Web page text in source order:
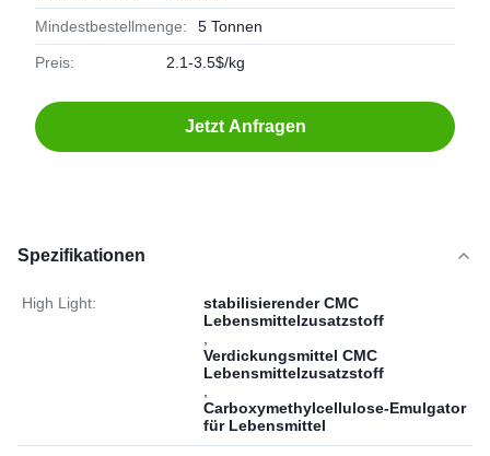
Mindestbestellmenge: 5 Tonnen
Preis: 2.1-3.5$/kg
Jetzt Anfragen
Spezifikationen
High Light:
stabilisierender CMC
Lebensmittelzusatzstoff
Verdickungsmittel CMC
Lebensmittelzusatzstoff
Carboxymethylcellulose-Emulgator
für Lebensmittel